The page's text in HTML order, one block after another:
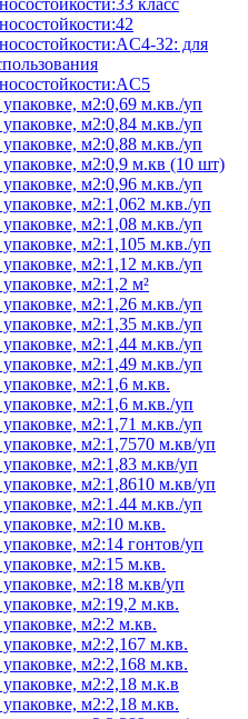
класс
32: для
м2:0,69 м.кв./уп
м2:0,84 м.кв./уп
м2:0,88 м.кв./уп
м2:0,9 м.кв (10 шт)
м2:0,96 м.кв./уп
м2:1,062 м.кв./уп
м2:1,08 м.кв./уп
м2:1,105 м.кв./уп
м2:1,12 м.кв./уп
м2:1,2 м²
м2:1,26 м.кв./уп
м2:1,35 м.кв./уп
м2:1,44 м.кв./уп
м2:1,49 м.кв./уп
м2:1,6 м.кв.
м2:1,6 м.кв./уп
м2:1,71 м.кв./уп
м2:1,7570 м.кв/уп
м2:1,83 м.кв/уп
м2:1,8610 м.кв/уп
м2:1.44 м.кв./уп
м2:10 м.кв.
м2:14 гонтов/уп
м2:15 м.кв.
м2:18 м.кв/уп
м2:19,2 м.кв.
м2:2 м.кв.
м2:2,167 м.кв.
м2:2,168 м.кв.
м2:2,18 м.к.в
м2:2,18 м.кв.